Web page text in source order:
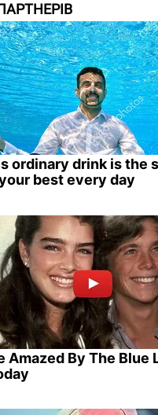
ordinary drink is the
best every day
Amazed By The Blue